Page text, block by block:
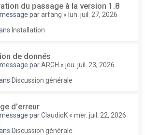
du passage à la version 1.8
pararfang « lun. juil. 27, 2026
Installation
de donnés
parARGH « jeu. juil. 23, 2026
Discussion générale
d'erreur
parClaudioK « mer. juil. 22, 2026
Discussion générale